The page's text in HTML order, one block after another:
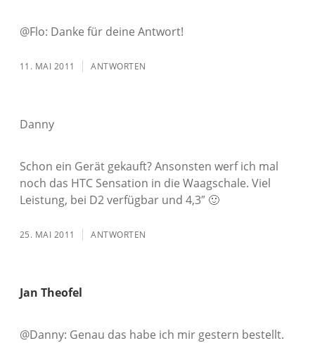
@Flo: Danke für deine Antwort!
11. MAI 2011 ANTWORTEN
Danny
Schon ein Gerät gekauft? Ansonsten werf ich mal
noch das HTC Sensation in die Waagschale. Viel
Leistung, bei D2 verfügbar und 4,3″ 🙂
25. MAI 2011 ANTWORTEN
Jan Theofel
@Danny: Genau das habe ich mir gestern bestellt.